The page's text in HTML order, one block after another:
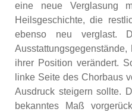
eine neue Verglasung
Heilsgeschichte, die
ebenso neu verglast.
ihrer Position verändert.
linke Seite des Chorbaus
Ausdruck steigern sollte.
bekanntes Maß